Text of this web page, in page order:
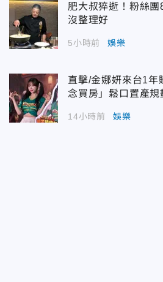
肥大叔猝逝！粉絲
沒整理好
5小時前 娛樂
直擊/金娜妍來台1
念買房」鬆口置產規
14小時前 娛樂